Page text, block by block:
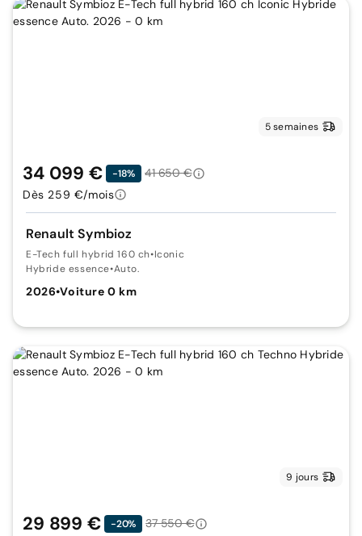
5 semaines
Renault Symbioz
E-Tech full hybrid 160 ch•Iconic
Hybride essence•Auto.
2026•Voiture 0 km
34 099 € -18%
41 650 €
Dès 259 €/mois
9 jours
29 899 € -20%
37 550 €